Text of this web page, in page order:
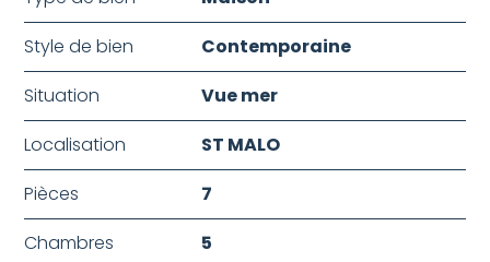
Style de bien
Contemporaine
Situation
Vue mer
Localisation
ST MALO
Pièces
7
Chambres
5